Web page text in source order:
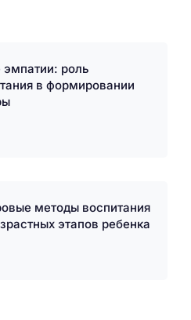
эмпатии: роль
в формировании
методы воспитания
этапов ребенка